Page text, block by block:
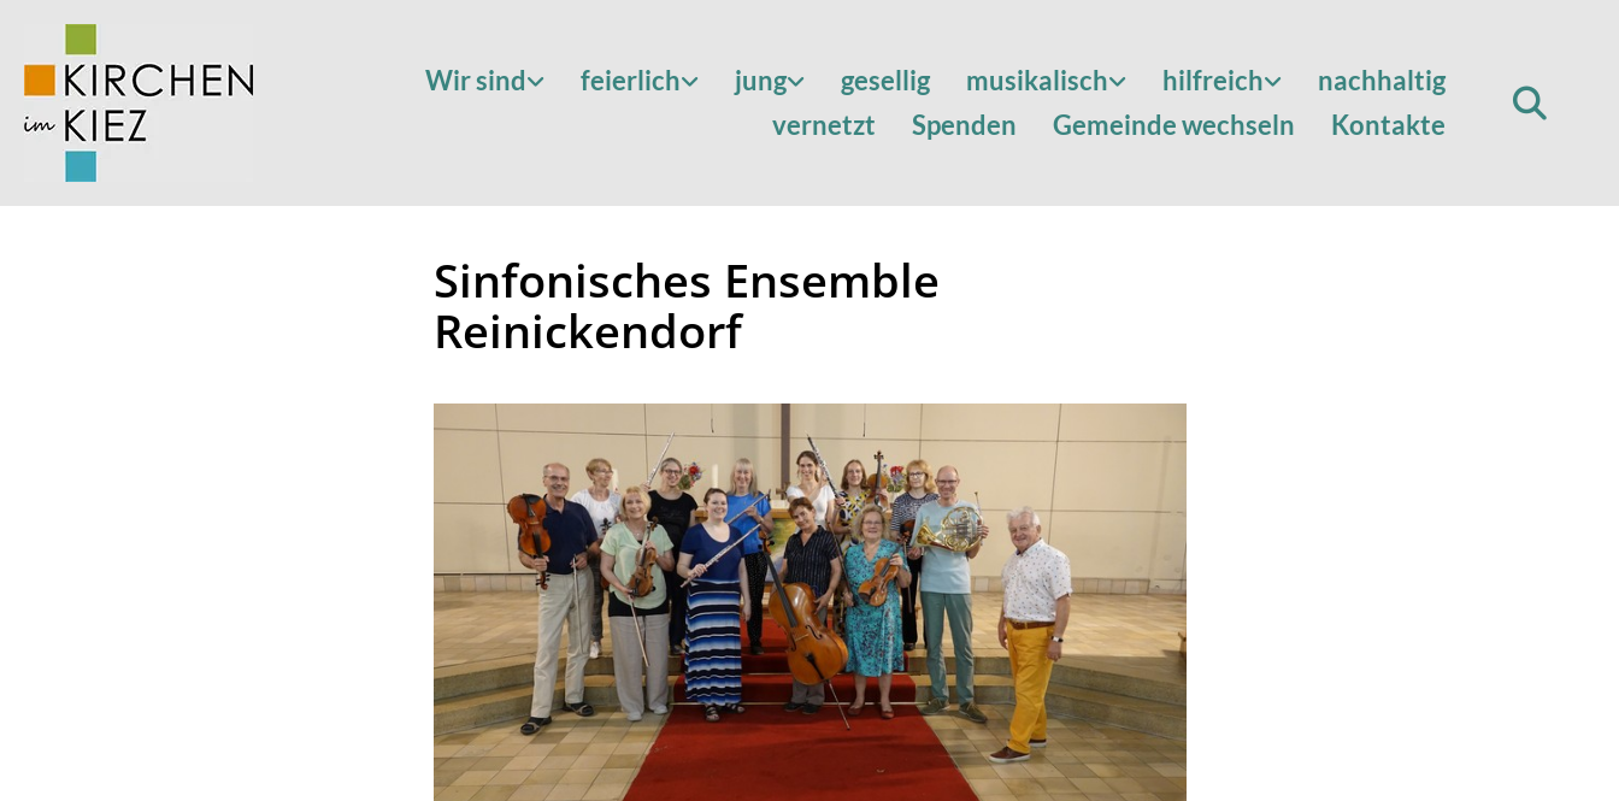
Wir sind feierlich jung gesellig musikalisch hilfreich
nachhaltig
vernetzt
Spenden Gemeinde wechseln Kontakte
Sinfonisches Ensemble
Reinickendorf